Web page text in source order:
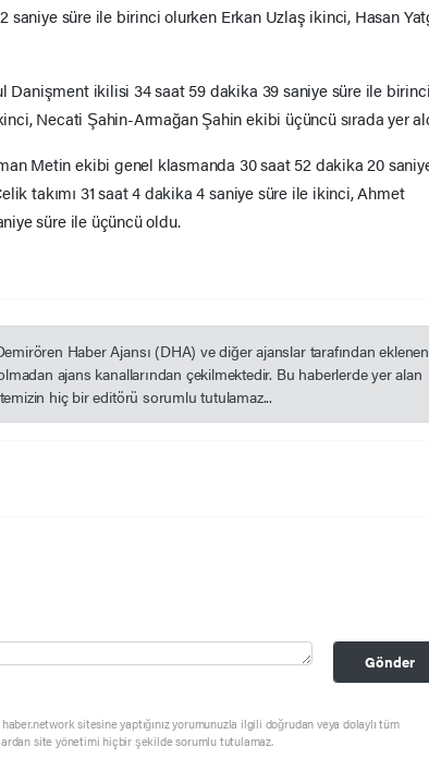
süre ile birinci olurken Erkan Uzlaş ikinci, Hasan
Danişment ikilisi 34 saat 59 dakika 39 saniye süre ile birinci
Necati Şahin-Armağan Şahin ekibi üçüncü sırada yer
Metin ekibi genel klasmanda 30 saat 52 dakika 20
takımı 31 saat 4 dakika 4 saniye süre ile ikinci, Ahmet
süre ile üçüncü oldu.
Haber Ajansı (DHA) ve diğer ajanslar tarafından eklenen
ajans kanallarından çekilmektedir. Bu haberlerde yer alan
hiç bir editörü sorumlu tutulamaz...
Gönder
sitesine yaptığınız yorumunuzla ilgili doğrudan veya dolaylı tüm
site yönetimi hiçbir şekilde sorumlu tutulamaz.